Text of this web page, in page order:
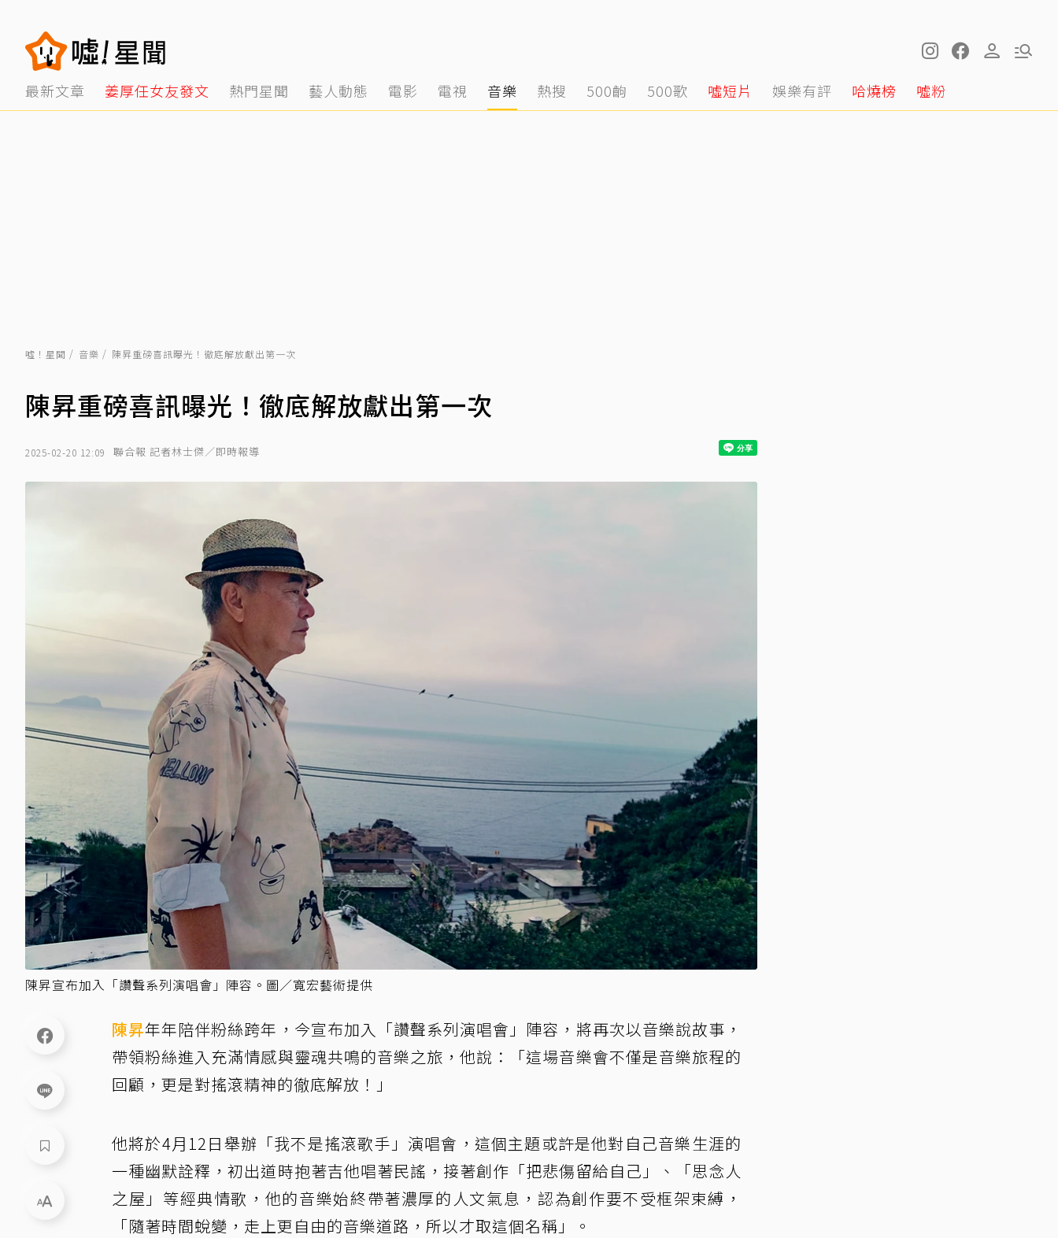
最新文章 姜厚任女友發文 熱門星聞 藝人動態 電影 電視 音樂 熱搜 500齣 500歌 噓短片 娛樂有評 哈燒榜 噓粉
噓！星聞 音樂 陳昇重磅喜訊曝光！徹底解放獻出第一次
陳昇重磅喜訊曝光！徹底解放獻出第一次
2025-02-20 12:09 聯合報 記者林士傑／即時報導
陳昇宣布加入「讚聲系列演唱會」陣容。圖／寬宏藝術提供
陳昇年年陪伴粉絲跨年，今宣布加入「讚聲系列演唱會」陣容，將再次以音樂說故事，
帶領粉絲進入充滿情感與靈魂共鳴的音樂之旅，他說：「這場音樂會不僅是音樂旅程的
回顧，更是對搖滾精神的徹底解放！」
他將於4月12日舉辦「我不是搖滾歌手」演唱會，這個主題或許是他對自己音樂生涯的
一種幽默詮釋，初出道時抱著吉他唱著民謠，接著創作「把悲傷留給自己」、「思念人
之屋」等經典情歌，他的音樂始終帶著濃厚的人文氣息，認為創作要不受框架束縛，
「隨著時間蛻變，走上更自由的音樂道路，所以才取這個名稱」。